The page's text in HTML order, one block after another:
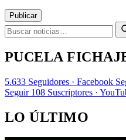
Publicar
PUCELA
5.633 Seguidores · Facebook
Seguir 108 Suscriptores ·
LO ÚLTIMO